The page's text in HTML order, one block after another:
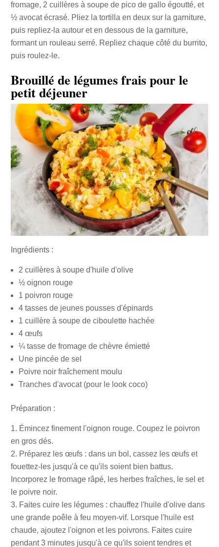
fromage, 2 cuillères à soupe de pico de gallo égoutté, et
½ avocat écrasé. Pliez la tortilla en deux sur la garniture,
puis repliez-la autour et en dessous de la garniture,
formant un rouleau serré. Repliez chaque côté du burrito,
puis roulez-le.
Brouillé de légumes frais pour le
petit déjeuner
Ingrédients :
2 cuillères à soupe d'huile d'olive
½ oignon rouge
1 poivron rouge
4 tasses de jeunes pousses d'épinards
1 cuillère à soupe de ciboulette hachée
4 œufs
¼ tasse de fromage de chèvre émietté
Une pincée de sel
Poivre noir fraîchement moulu
Tranches d'avocat (pour le look coco)
Préparation :
Émincez finement l'oignon rouge. Coupez le poivron
en gros dés.
Préparez les œufs : dans un bol, cassez les œufs et
fouettez-les jusqu'à ce qu'ils soient bien battus.
Incorporez le fromage râpé, les herbes fraîches, le sel et
le poivre noir.
Faites cuire les légumes : chauffez l'huile d'olive dans
une grande poêle à feu moyen-vif. Lorsque l'huile est
chaude, ajoutez l'oignon et les poivrons. Faites cuire
pendant 3 minutes jusqu'à ce qu'ils soient tendres et